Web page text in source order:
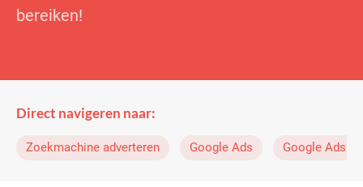
bereiken!
Direct navigeren naar:
Zoekmachine adverteren Google Ads Google Ads